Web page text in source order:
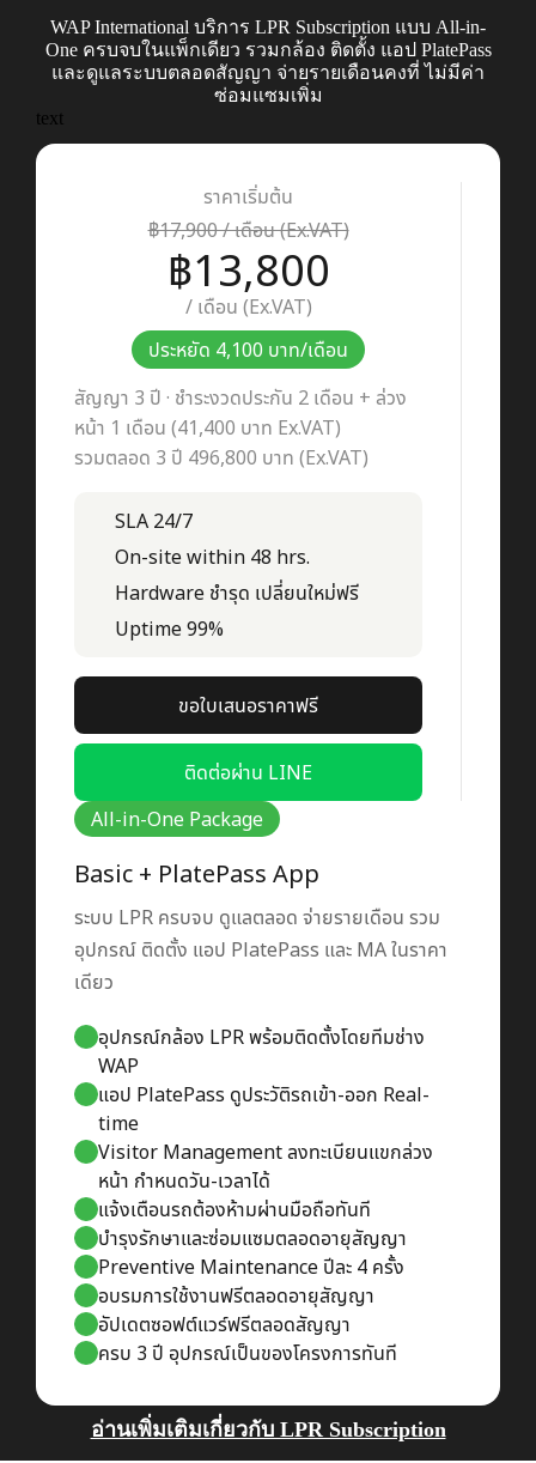
WAP International บริการ LPR Subscription แบบ All-in-
One ครบจบในแพ็กเดียว รวมกล้อง ติดตั้ง แอป PlatePass
และดูแลระบบตลอดสัญญา จ่ายรายเดือนคงที่ ไม่มีค่า
ซ่อมแซมเพิ่ม
text
ราคาเริ่มต้น
฿17,900 / เดือน (Ex.VAT)
฿13,800
/ เดือน (Ex.VAT)
ประหยัด 4,100 บาท/เดือน
สัญญา 3 ปี · ชำระงวดประกัน 2 เดือน + ล่วง
หน้า 1 เดือน (41,400 บาท Ex.VAT)
รวมตลอด 3 ปี 496,800 บาท (Ex.VAT)
SLA 24/7
On-site within 48 hrs.
Hardware ชำรุด เปลี่ยนใหม่ฟรี
Uptime 99%
ขอใบเสนอราคาฟรี
ติดต่อผ่าน LINE
All-in-One Package
Basic + PlatePass App
ระบบ LPR ครบจบ ดูแลตลอด จ่ายรายเดือน รวม
อุปกรณ์ ติดตั้ง แอป PlatePass และ MA ในราคา
เดียว
อุปกรณ์กล้อง LPR พร้อมติดตั้งโดยทีมช่าง
WAP
แอป PlatePass ดูประวัติรถเข้า-ออก Real-
time
Visitor Management ลงทะเบียนแขกล่วง
หน้า กำหนดวัน-เวลาได้
แจ้งเตือนรถต้องห้ามผ่านมือถือทันที
บำรุงรักษาและซ่อมแซมตลอดอายุสัญญา
Preventive Maintenance ปีละ 4 ครั้ง
อบรมการใช้งานฟรีตลอดอายุสัญญา
อัปเดตซอฟต์แวร์ฟรีตลอดสัญญา
ครบ 3 ปี อุปกรณ์เป็นของโครงการทันที
อ่านเพิ่มเติมเกี่ยวกับ LPR Subscription